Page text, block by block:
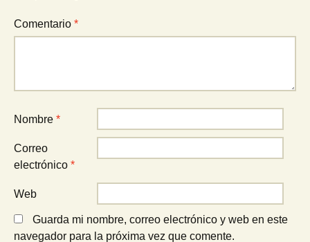
Comentario *
Nombre *
Correo
electrónico *
Web
Guarda mi nombre, correo electrónico y web en este
navegador para la próxima vez que comente.